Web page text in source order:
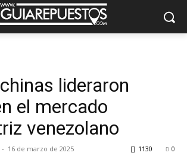
lideraron
el mercado
venezolano
- 16 de marzo de 2025 0
1130